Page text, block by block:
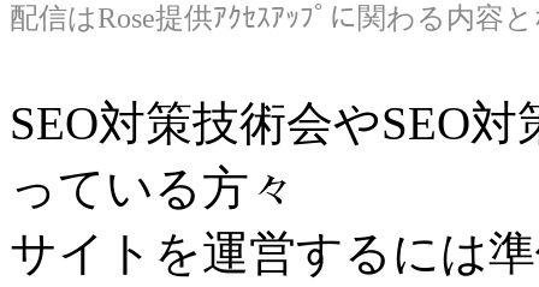
配信はRose提供ｱｸｾｽｱｯﾌﾟに関わる内容
SEO対策技術会やSEO
っている方々
サイトを運営するには